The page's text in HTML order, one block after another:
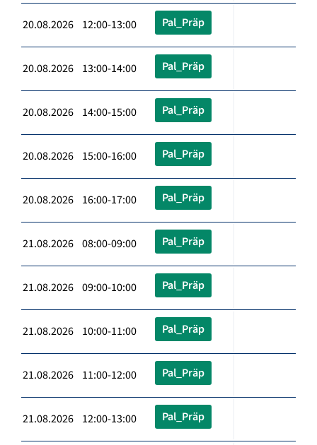
20.08.2026 12:00-13:00 Pal_Präp
20.08.2026 13:00-14:00 Pal_Präp
20.08.2026 14:00-15:00 Pal_Präp
20.08.2026 15:00-16:00 Pal_Präp
20.08.2026 16:00-17:00 Pal_Präp
21.08.2026 08:00-09:00 Pal_Präp
21.08.2026 09:00-10:00 Pal_Präp
21.08.2026 10:00-11:00 Pal_Präp
21.08.2026 11:00-12:00 Pal_Präp
21.08.2026 12:00-13:00 Pal_Präp